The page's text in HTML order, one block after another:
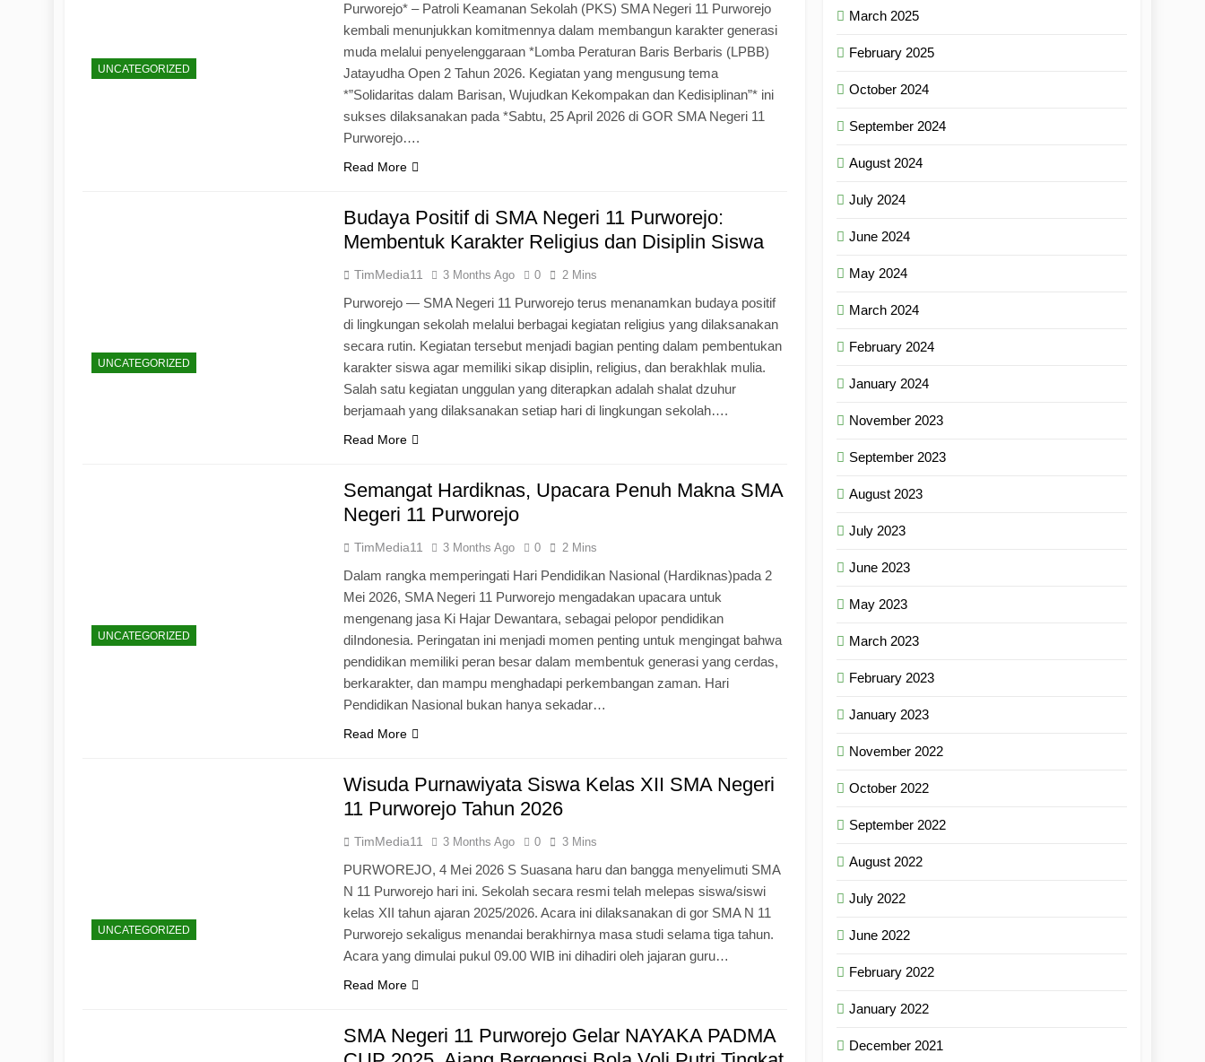
UNCATEGORIZED
Purworejo* – Patroli Keamanan Sekolah (PKS) SMA Negeri 11 Purworejo
kembali menunjukkan komitmennya dalam membangun karakter generasi
muda melalui penyelenggaraan *Lomba Peraturan Baris Berbaris (LPBB)
Jatayudha Open 2 Tahun 2026. Kegiatan yang mengusung tema
*”Solidaritas dalam Barisan, Wujudkan Kekompakan dan Kedisiplinan”* ini
sukses dilaksanakan pada *Sabtu, 25 April 2026 di GOR SMA Negeri 11
Purworejo….
Read More
UNCATEGORIZED
Budaya Positif di SMA Negeri 11 Purworejo:
Membentuk Karakter Religius dan Disiplin Siswa
TimMedia11 3 Months Ago 0 2 Mins
Purworejo — SMA Negeri 11 Purworejo terus menanamkan budaya positif
di lingkungan sekolah melalui berbagai kegiatan religius yang dilaksanakan
secara rutin. Kegiatan tersebut menjadi bagian penting dalam pembentukan
karakter siswa agar memiliki sikap disiplin, religius, dan berakhlak mulia.
Salah satu kegiatan unggulan yang diterapkan adalah shalat dzuhur
berjamaah yang dilaksanakan setiap hari di lingkungan sekolah….
Read More
UNCATEGORIZED
Semangat Hardiknas, Upacara Penuh Makna SMA
Negeri 11 Purworejo
TimMedia11 3 Months Ago 0 2 Mins
Dalam rangka memperingati Hari Pendidikan Nasional (Hardiknas)pada 2
Mei 2026, SMA Negeri 11 Purworejo mengadakan upacara untuk
mengenang jasa Ki Hajar Dewantara, sebagai pelopor pendidikan
diIndonesia. Peringatan ini menjadi momen penting untuk mengingat bahwa
pendidikan memiliki peran besar dalam membentuk generasi yang cerdas,
berkarakter, dan mampu menghadapi perkembangan zaman. Hari
Pendidikan Nasional bukan hanya sekadar…
Read More
UNCATEGORIZED
Wisuda Purnawiyata Siswa Kelas XII SMA Negeri
11 Purworejo Tahun 2026
TimMedia11 3 Months Ago 0 3 Mins
PURWOREJO, 4 Mei 2026 S Suasana haru dan bangga menyelimuti SMA
N 11 Purworejo hari ini. Sekolah secara resmi telah melepas siswa/siswi
kelas XII tahun ajaran 2025/2026. Acara ini dilaksanakan di gor SMA N 11
Purworejo sekaligus menandai berakhirnya masa studi selama tiga tahun.
Acara yang dimulai pukul 09.00 WIB ini dihadiri oleh jajaran guru…
Read More
SMA Negeri 11 Purworejo Gelar NAYAKA PADMA
March 2025
February 2025
October 2024
September 2024
August 2024
July 2024
June 2024
May 2024
March 2024
February 2024
January 2024
November 2023
September 2023
August 2023
July 2023
June 2023
May 2023
March 2023
February 2023
January 2023
November 2022
October 2022
September 2022
August 2022
July 2022
June 2022
February 2022
January 2022
December 2021